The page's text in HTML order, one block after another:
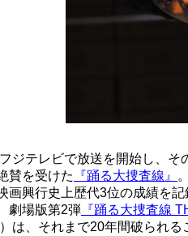
ジテレビで放送を開始し、
賛を受けた
『踊る大捜査線』
画興行史上歴代3位の成績を記
劇場版第2弾 『踊る大捜査線
）は、それまで20年間破られ